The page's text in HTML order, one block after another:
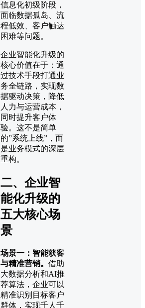
信息化初级阶段，
面临数据孤岛、流
程低效、客户触达
困难等问题。
企业智能化升级的
核心价值在于：通
过技术手段打通业
务全链路，实现数
据驱动决策，降低
人力与运营成本，
同时提升客户体
验。这不是简单
的”系统上线”，而
是业务模式的深层
重构。
二、企业智
能化升级的
五大核心场
景
场景一：智能获客
与精准营销。 借助
大数据分析和AI推
荐算法，企业可以
精准识别目标客户
群体，实现千人千